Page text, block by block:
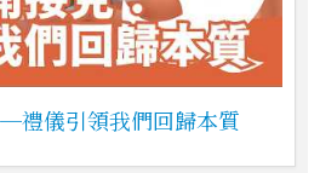
禮儀引領我們回歸本質